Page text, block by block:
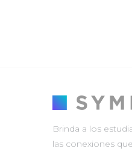
Brinda a los
las conexiones